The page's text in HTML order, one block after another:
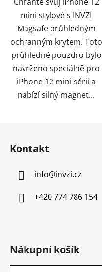
mini stylově s INVZI
Magsafe průhledným
ochranným krytem. Toto
průhledné pouzdro bylo
navrženo speciálně pro
iPhone 12 mini sérii a
nabízí silný magnet...
Kontakt
info@invzi.cz
+420 774 786 154
Nákupní košík